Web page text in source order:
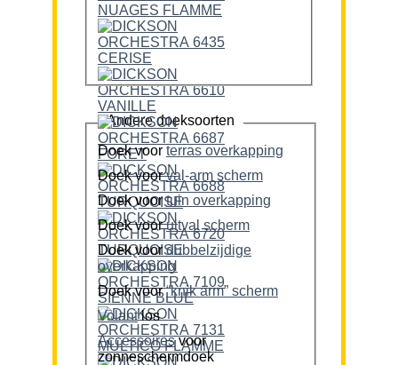
Andere doeksoorten
Doek voor terras overkapping
Doek voor
val-arm scherm
Doek voor
tuin overkapping
Doek voor
uitval scherm
Doek voordubbelzijdige
overkapping
Doek voor
“knik arm” scherm
Volantlos
Accessoiresvoor
zonneschermdoek